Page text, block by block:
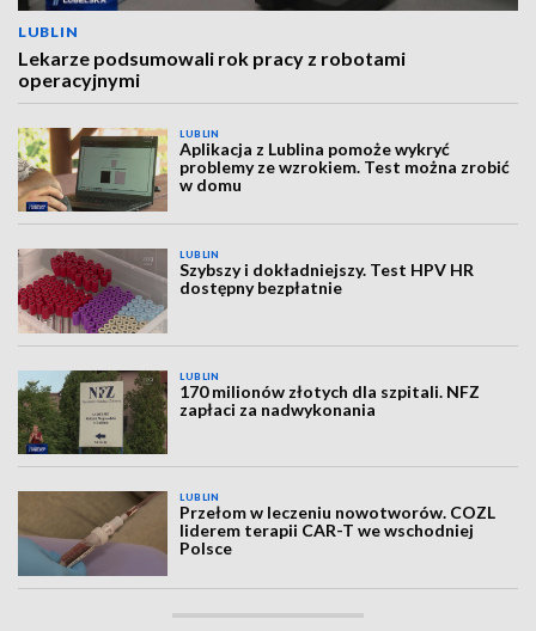
LUBLIN
Lekarze podsumowali rok pracy z robotami
operacyjnymi
LUBLIN
Aplikacja z Lublina pomoże wykryć
problemy ze wzrokiem. Test można zrobić
w domu
LUBLIN
Szybszy i dokładniejszy. Test HPV HR
dostępny bezpłatnie
LUBLIN
170 milionów złotych dla szpitali. NFZ
zapłaci za nadwykonania
LUBLIN
Przełom w leczeniu nowotworów. COZL
liderem terapii CAR-T we wschodniej
Polsce